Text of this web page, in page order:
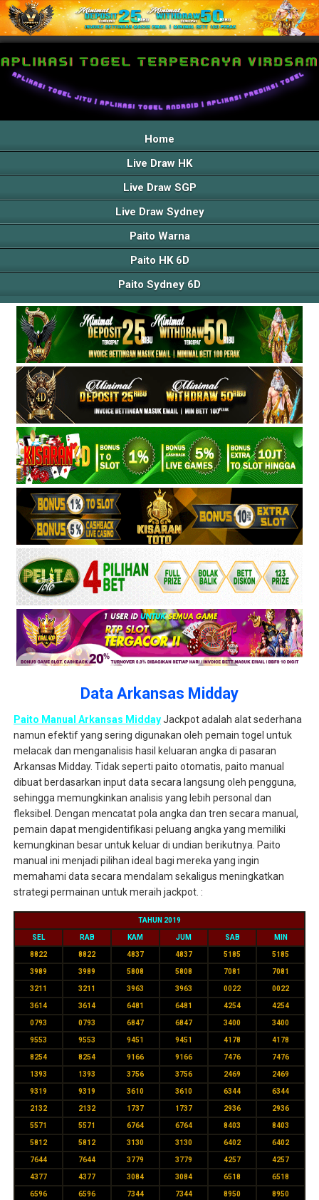
Home
Live Draw HK
Live Draw SGP
Live Draw Sydney
Paito Warna
Paito HK 6D
Paito Sydney 6D
Data Arkansas Midday
Paito Manual Arkansas MiddayJackpot adalah alat sederhana
namun efektif yang sering digunakan oleh pemain togel untuk
melacak dan menganalisis hasil keluaran angka di pasaran
Arkansas Midday. Tidak seperti paito otomatis, paito manual
dibuat berdasarkan input data secara langsung oleh pengguna,
sehingga memungkinkan analisis yang lebih personal dan
fleksibel. Dengan mencatat pola angka dan tren secara manual,
pemain dapat mengidentifikasi peluang angka yang memiliki
kemungkinan besar untuk keluar di undian berikutnya. Paito
manual ini menjadi pilihan ideal bagi mereka yang ingin
memahami data secara mendalam sekaligus meningkatkan
strategi permainan untuk meraih jackpot. :
TAHUN 2019
SEL RAB KAM JUM SAB MIN
8822 8822 4837 4837 5185 5185
3989 3989 5808 5808 7081 7081
3211 3211 3963 3963 0022 0022
3614 3614 6481 6481 4254 4254
0793 0793 6847 6847 3400 3400
9553 9553 9451 9451 4178 4178
8254 8254 9166 9166 7476 7476
1393 1393 3756 3756 2469 2469
9319 9319 3610 3610 6344 6344
2132 2132 1737 1737 2936 2936
5571 5571 6764 6764 8403 8403
5812 5812 3130 3130 6402 6402
7644 7644 3779 3779 4257 4257
4377 4377 3084 3084 6518 6518
6596 6596 7344 7344 8950 8950